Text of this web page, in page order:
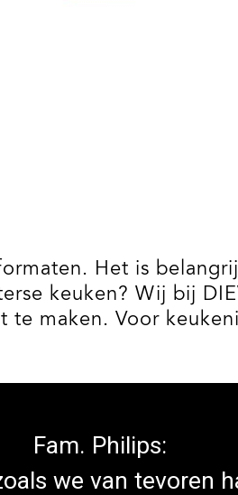
Het is
keuken? Wij bij
te maken. Voor
Fam. Philips:
we van tevoren